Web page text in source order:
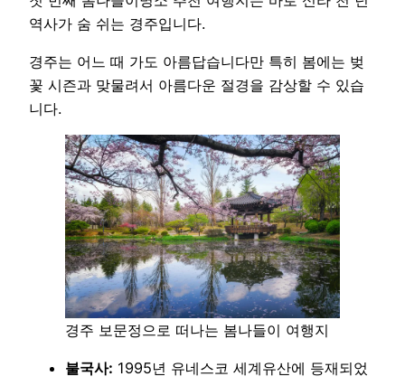
역사가 숨 쉬는 경주입니다.
경주는 어느 때 가도 아름답습니다만 특히 봄에는 벚
꽃 시즌과 맞물려서 아름다운 절경을 감상할 수 있습
니다.
경주 보문정으로 떠나는 봄나들이 여행지
불국사: 1995년 유네스코 세계유산에 등재되었